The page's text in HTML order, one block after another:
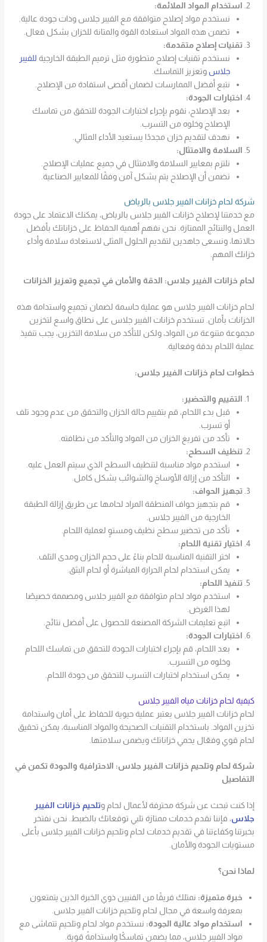
استخدام المواد الملائمة:
نستخدم مواد إصلاح متوافقة مع الفيبر جلاس وذات جودة عالية.
تضمن هذه المواد استعادة القوة والمتانة للخزان بشكل فعال.
تقنيات إصلاح متقدمة:
نستخدم تقنيات إصلاح متطورة مثل ترميم الطبقة الخارجية
للفيبر
جلاس وتعزيز التماسك.
نتبع أفضل الممارسات لضمان أقصى استفادة من الإصلاح.
اختبارات الجودة:
بعد الإصلاح، نقوم بإجراء اختبارات الجودة للتحقق من تماسك
الإصلاح وخلوه من التسرب.
نهدف لتقديم خزان مجددًا يستعيد الأداء المثالي.
السلامة والامتثال:
نلتزم بمعايير السلامة والامتثال في جميع عمليات الإصلاح.
نضمن أن الإصلاح يتم بشكل آمن وفقًا للمعايير الصناعية.
شركة لحام خزانات الفيبر جلاس بالرياض
مع خدمتنا لإصلاح خزانات الفيبر جلاس بالرياض، يمكنك الاعتماد على جودة
العمل والنتائج الممتازة. نحن نفهم أهمية الحفاظ على خزاناتك بأفضل
حالاتها، ونسعى جاهدين لتقديم الحلول المثلى لاستعادة سلامة وأداء
خزانك المهم.
لحام خزانات الفيبر جلاس: الدقة والأمان في تجميع وتعزيز الخزانات
لحام خزانات الفيبر جلاس هو عملية حاسمة لضمان تجميع واستدامة هذه
الخزانات بأمان. تستخدم خزانات الفيبر جلاس على نطاق واسع لتخزين
مجموعة متنوعة من المواد، ولكن للتأكد من سلامة التخزين، يجب تنفيذ
عملية اللحام بدقة وفعالية.
خطوات لحام خزانات الفيبر جلاس:
التقييم والتحضير:
قبل بدء اللحام، قم بتقييم حالة الخزان والتحقق من عدم وجود تلف
أو تسرب.
تأكد من تفريغ الخزان من المواد والتأكد من نظافته.
تنظيف السطح:
استخدم مواد مناسبة لتنظيف السطح الذي سيتم العمل عليه.
التأكد من إزالة الأوساخ والشوائب بشكل كامل.
تجهيز الحواف:
قم بتجهيز حواف المنطقة المراد لحامها عن طريق إزالة الطبقة
الخارجية من الفيبر جلاس.
تأكد من تحضير سطح نظيف ومستوٍ لعملية اللحام.
اختيار تقنية اللحام:
اختر التقنية المناسبة للحام بناءً على حجم الخزان ومدى التلف.
يمكن استخدام لحام الحرارة المباشرة أو لحام البثق.
تنفيذ اللحام:
استخدم مواد لحام متوافقة مع الفيبر جلاس ومصممة خصيصًا
لهذا الغرض.
اتبع تعليمات الشركة المصنعة للحصول على أفضل نتائج.
اختبارات الجودة:
بعد اللحام، قم بإجراء اختبارات الجودة للتحقق من تماسك اللحام
وخلوه من التسرب.
يمكن استخدام اختبارات التسرب للتحقق من جودة اللحام.
كيفية لحام خزانات مياه الفيبر جلاس
لحام خزانات الفيبر جلاس يعتبر عملية حيوية للحفاظ على أمان واستدامة
تخزين المواد. باستخدام التقنيات الصحيحة والمواد المناسبة، يمكن تحقيق
لحام قوي وفعّال يحمي خزاناتك ويضمن سلامتها.
شركة لحام وتلحيم خزانات الفيبر جلاس: الاحترافية والجودة تكمن في
التفاصيل
إذا كنت تبحث عن شركة محترفة لأعمال لحام وتلحيم خزانات الفيبر
جلاس، فإننا نقدم خدمات ممتازة تلبي توقعاتك بالضبط. نحن نفتخر
بخبرتنا وكفاءتنا في تقديم خدمات لحام وتلحيم خزانات الفيبر جلاس بأعلى
مستويات الجودة والأمان.
لماذا نحن؟
خبرة متميزة: نمتلك فريقًا من الفنيين ذوي الخبرة الذين يتمتعون
بمعرفة واسعة في مجال لحام وتلحيم خزانات الفيبر جلاس.
استخدام مواد عالية الجودة: نستخدم مواد لحام وتلحيم تتماشى مع
مواد الفيبر جلاس، مما يضمن تماسكًا واستدامةً قوية.